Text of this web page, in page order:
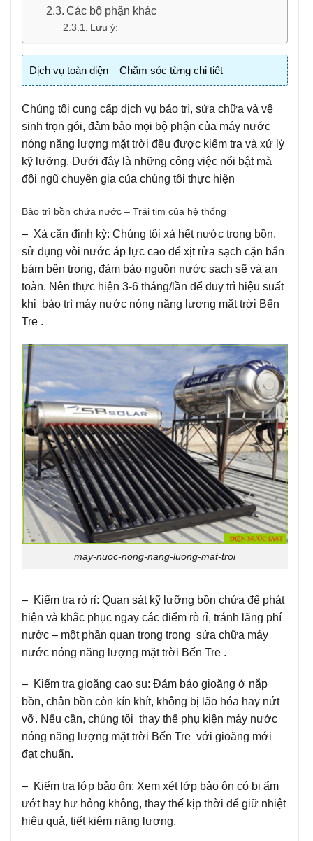
Các bộ phận khác
Lưu ý:
Dịch vụ toàn diện – Chăm sóc từng chi tiết
Chúng tôi cung cấp dịch vụ bảo trì, sửa chữa và vệ
sinh trọn gói, đảm bảo mọi bộ phận của máy nước
nóng năng lượng mặt trời đều được kiểm tra và xử lý
kỹ lưỡng. Dưới đây là những công việc nổi bật mà
đội ngũ chuyên gia của chúng tôi thực hiện
Bảo trì bồn chứa nước – Trái tim của hệ thống
– Xả cặn định kỳ: Chúng tôi xả hết nước trong bồn,
sử dụng vòi nước áp lực cao để xịt rửa sạch cặn bẩn
bám bên trong, đảm bảo nguồn nước sạch sẽ và an
toàn. Nên thực hiện 3-6 tháng/lần để duy trì hiệu suất
khi bảo trì máy nước nóng năng lượng mặt trời Bến
Tre .
may-nuoc-nong-nang-luong-mat-troi
– Kiểm tra rò rỉ: Quan sát kỹ lưỡng bồn chứa để phát
hiện và khắc phục ngay các điểm rò rỉ, tránh lãng phí
nước – một phần quan trọng trong sửa chữa máy
nước nóng năng lượng mặt trời Bến Tre .
– Kiểm tra gioăng cao su: Đảm bảo gioăng ở nắp
bồn, chân bồn còn kín khít, không bị lão hóa hay nứt
vỡ. Nếu cần, chúng tôi thay thế phụ kiện máy nước
nóng năng lượng mặt trời Bến Tre với gioăng mới
đạt chuẩn.
– Kiểm tra lớp bảo ôn: Xem xét lớp bảo ôn có bị ẩm
ướt hay hư hỏng không, thay thế kịp thời để giữ nhiệt
hiệu quả, tiết kiệm năng lượng.